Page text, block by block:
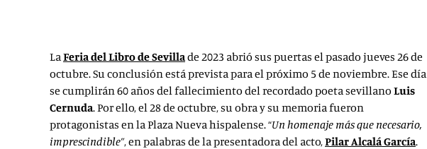
LaFeria del Libro de Sevillade 2023 abrió sus puertas el pasado jueves 26 de
octubre. Su conclusión está prevista para el próximo 5 de noviembre. Ese día
se cumplirán 60 años del fallecimiento del recordado poeta sevillano Luis
Cernuda. Por ello, el 28 de octubre, su obra y su memoria fueron
protagonistas en la Plaza Nueva hispalense. “Un homenaje más que necesario,
imprescindible”, en palabras de la presentadora del acto,Pilar Alcalá García.